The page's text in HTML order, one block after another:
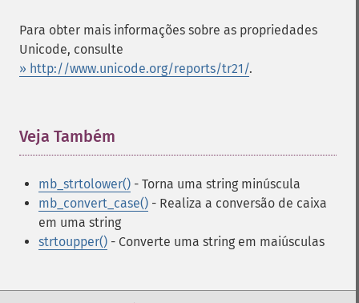
Para obter mais informações sobre as propriedades
Unicode, consulte
» http://www.unicode.org/reports/tr21/.
Veja Também
mb_strtolower() - Torna uma string minúscula
mb_convert_case() - Realiza a conversão de caixa
em uma string
strtoupper() - Converte uma string em maiúsculas